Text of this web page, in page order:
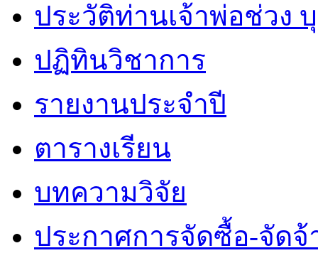
ประวัติท่านเจ้าพ่อช่วง
ปฏิทินวิชาการ
รายงานประจำปี
ตารางเรียน
บทความวิจัย
ประกาศการจัดซื้อ-จัดจ้